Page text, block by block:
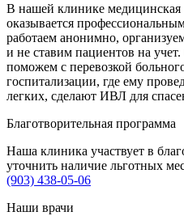
В нашей клинике
оказывается
работаем анонимно,
и не ставим пациентов на
поможем с перевозкой
госпитализации, где ему
легких, сделают ИВЛ для
Благотворительная программа
Наша клиника участвует в
уточнить наличие льготных
(903) 438-05-06
Наши врачи